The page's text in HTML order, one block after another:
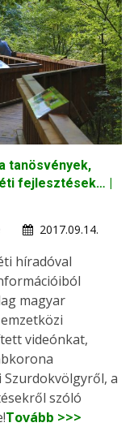
tanösvények,
fejlesztések… |
2017.09.14.
híradóval
magyar
videónkat,
a
szóló
Tovább >>>